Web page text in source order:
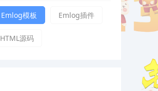
Emlog模板 Emlog插件
HTML源码